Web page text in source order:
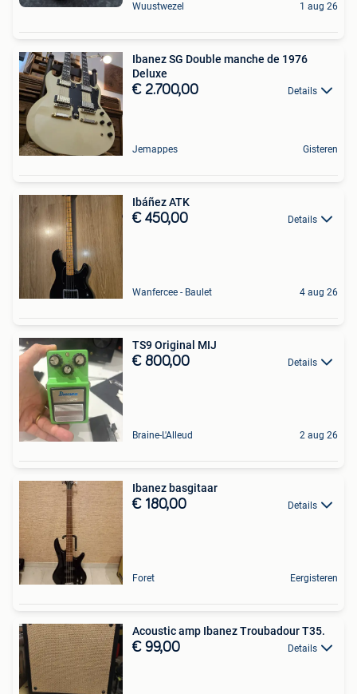
Wuustwezel 1 aug 26
Ibanez SG Double manche de 1976
Deluxe
€ 2.700,00 Details
Jemappes Gisteren
Ibáñez ATK
€ 450,00 Details
Wanfercee - Baulet 4 aug 26
TS9 Original MIJ
€ 800,00 Details
Braine-L'Alleud 2 aug 26
Ibanez basgitaar
€ 180,00 Details
Foret Eergisteren
Acoustic amp Ibanez Troubadour T35.
€ 99,00 Details